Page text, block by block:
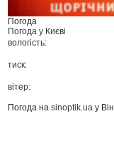
Погода
Погода у Києві
вологість:
тиск:
вітер:
Погода наsinoptik.ua у